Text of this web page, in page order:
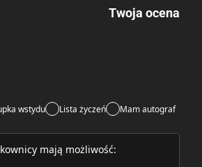
Twoja ocena
wstydu Lista życzeń Mam autograf
mają możliwość: